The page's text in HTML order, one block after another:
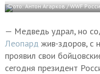
Фото: Антон Агарков / WWF
— Медведь удрал, но
Леопард жив-здоров, с
проявил свои
сегодня президент